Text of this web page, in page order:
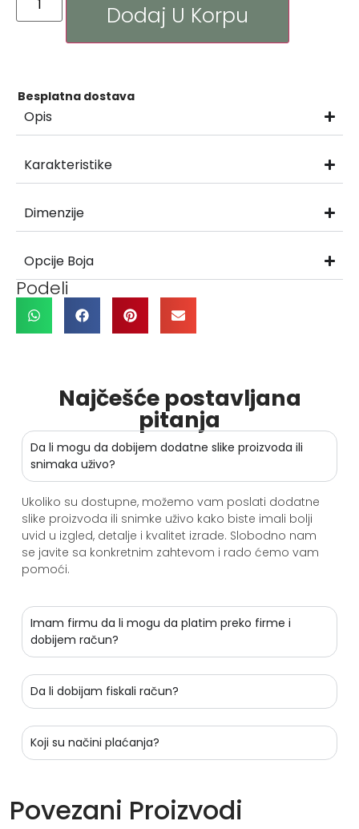
Dodaj U Korpu
Besplatna dostava
Opis
Karakteristike
Dimenzije
Opcije Boja
Podeli
Najčešće postavljana
pitanja
Da li mogu da dobijem dodatne slike proizvoda ili
snimaka uživo?
Ukoliko su dostupne, možemo vam poslati dodatne
slike proizvoda ili snimke uživo kako biste imali bolji
uvid u izgled, detalje i kvalitet izrade. Slobodno nam
se javite sa konkretnim zahtevom i rado ćemo vam
pomoći.
Imam firmu da li mogu da platim preko firme i
dobijem račun?
Da li dobijam fiskali račun?
Koji su načini plaćanja?
Povezani Proizvodi